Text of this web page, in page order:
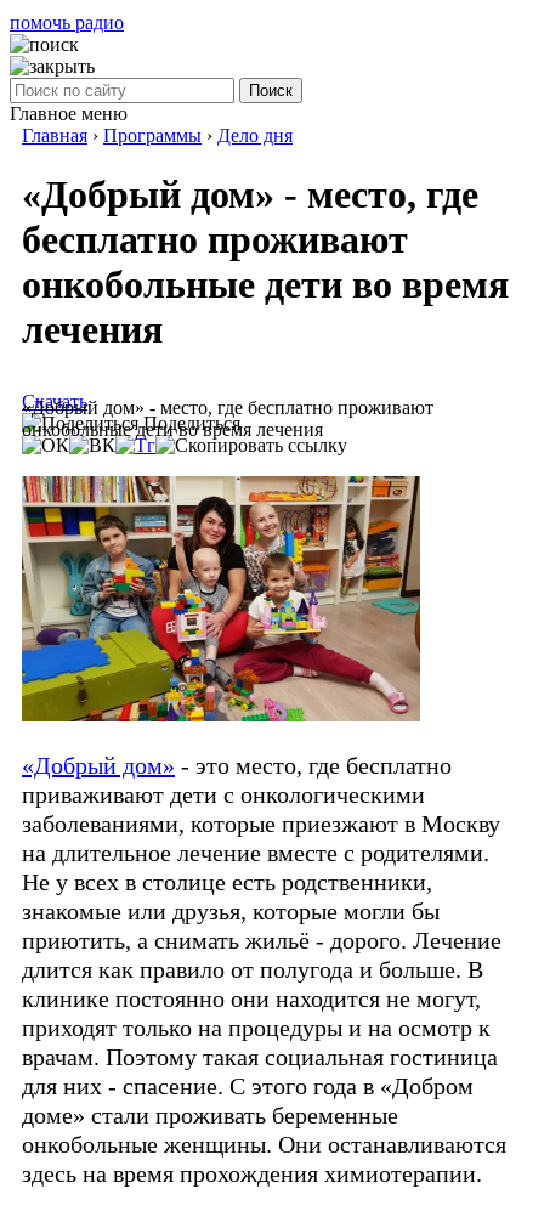
помочь радио
Поиск
Главное меню
Главная › Программы › Дело дня
«Добрый дом» - место, где
бесплатно проживают
онкобольные дети во время
лечения
«Добрый дом» - место, где бесплатно проживают
онкобольные дети во время лечения
Скачать
Поделиться
«Добрый дом» - это место, где бесплатно
приваживают дети с онкологическими
заболеваниями, которые приезжают в Москву
на длительное лечение вместе с родителями.
Не у всех в столице есть родственники,
знакомые или друзья, которые могли бы
приютить, а снимать жильё - дорого. Лечение
длится как правило от полугода и больше. В
клинике постоянно они находится не могут,
приходят только на процедуры и на осмотр к
врачам. Поэтому такая социальная гостиница
для них - спасение. С этого года в «Добром
доме» стали проживать беременные
онкобольные женщины. Они останавливаются
здесь на время прохождения химиотерапии.